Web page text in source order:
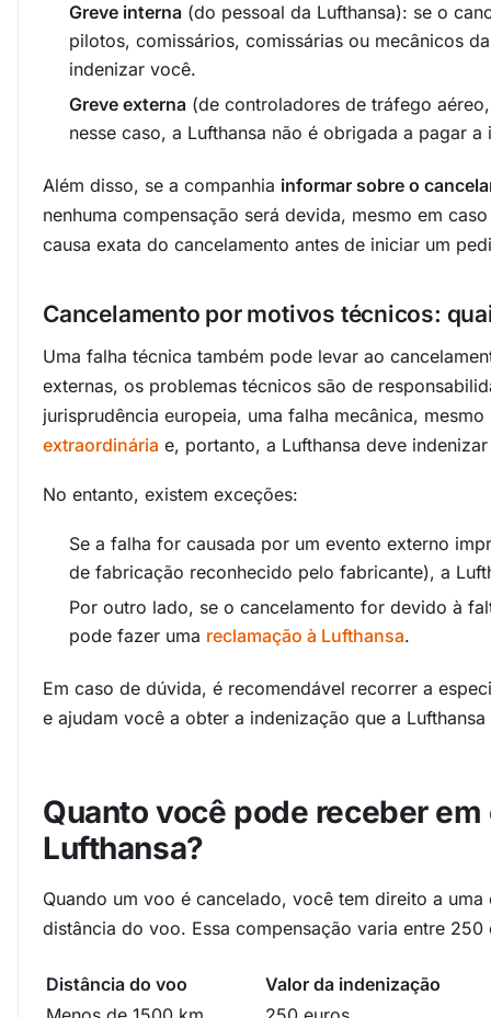
Greve interna (do pessoal da Lufthansa): se o
pilotos, comissários, comissárias ou mecânicos
indenizar você.
Greve externa (de controladores de tráfego
nesse caso, a Lufthansa não é obrigada a pagar
Além disso, se a companhia informar sobre o
nenhuma compensação será devida, mesmo em
causa exata do cancelamento antes de iniciar um
Cancelamento por motivos técnicos:
Uma falha técnica também pode levar ao
externas, os problemas técnicos são de
jurisprudência europeia, uma falha mecânica,
extraordinária e, portanto, a Lufthansa deve
No entanto, existem exceções:
Se a falha for causada por um evento externo
de fabricação reconhecido pelo fabricante), a
Por outro lado, se o cancelamento for devido à
pode fazer uma reclamação à Lufthansa.
Em caso de dúvida, é recomendável recorrer a
e ajudam você a obter a indenização que a
Quanto você pode receber
Lufthansa?
Quando um voo é cancelado, você tem direito a
distância do voo. Essa compensação varia entre 250
Distância do voo
Valor da indenização